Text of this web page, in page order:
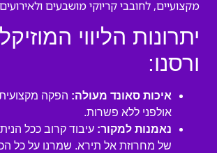
מקצועיים, לחובבי קריוקי מושבעים
יתרונות הליווי
ורסנו:
איכות סאונד מעולה: הפקה
אולפני ללא פשרות.
נאמנות למקור: עיבוד קרוב ככל
של מחרוזת אל תירא. שמרנו על כל